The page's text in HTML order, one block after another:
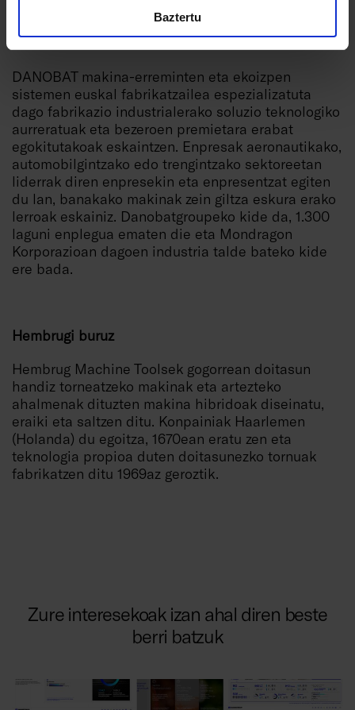
Baztertu
DANOBATi buruz
DANOBAT makina-erreminten eta ekoizpen
sistemen euskal fabrikatzailea espezializatuta
dago fabrikazio industrialerako soluzio teknologiko
aurreratuak eta bezeroen premietara erabat
egokitutakoak eskaintzen. Enpresak aeronautikako,
automobilgintzako edo trengintzako sektoreetan
liderrak diren enpresekin eta enpresentzat egiten
du lan, banakako makinak zein giltza eskura erako
lerroak eskainiz. Danobatgroupeko kide da, 1.300
laguni enplegua ematen die eta Mondragon
Korporazioan dagoen industria talde bateko kide
ere bada.
Hembrugi buruz
Hembrug Machine Toolsek gogorrean doitasun
handiz torneatzeko makinak eta artezteko
ahalmenak dituzten makina hibridoak diseinatu,
eraiki eta saltzen ditu. Konpainiak Haarlemen
(Holanda) du egoitza, 1670ean eratu zen eta
teknologia propioa duten doitasunezko tornuak
fabrikatzen ditu 1969az geroztik.
Zure interesekoak izan ahal diren beste
berri batzuk